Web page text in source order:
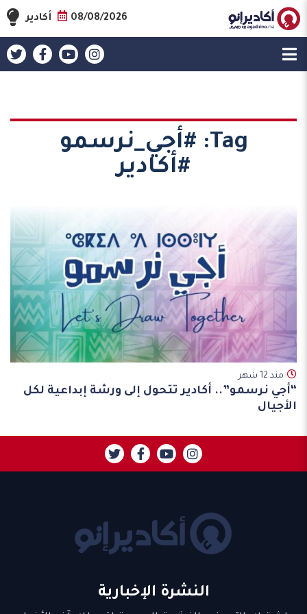
08/08/2026 أكادير
Tag:
#أجي_نرسمو
#أكادير
مند 12 شهر
“أجي نرسمو”.. أكادير تتحول إلى ورشة إبداعية لكل
الأجيال
النشرة الإخبارية